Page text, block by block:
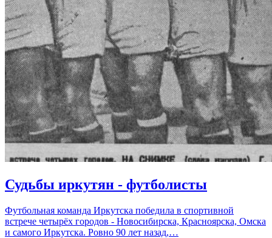
Судьбы иркутян - футболисты
Футбольная команда Иркутска победила в спортивной
встрече четырёх городов - Новосибирска, Красноярска, Омска
и самого Иркутска. Ровно 90 лет назад,…